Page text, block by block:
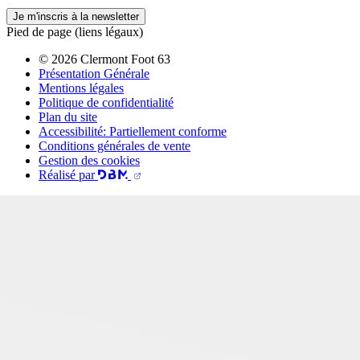
Je m'inscris à la newsletter
Pied de page (liens légaux)
© 2026 Clermont Foot 63
Présentation Générale
Mentions légales
Politique de confidentialité
Plan du site
Accessibilité: Partiellement conforme
Conditions générales de vente
Gestion des cookies
Réalisé par